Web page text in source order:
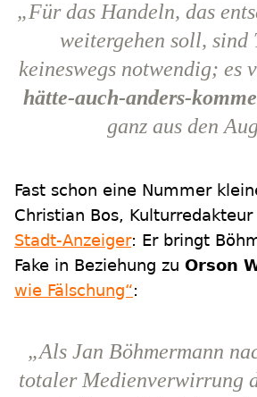
„Für das Handeln, das
weitergehen soll, sind
keineswegs notwendig; es
hätte-auch-anders-
ganz aus den
Fast schon eine Nummer
Christian Bos, Kulturredakteur
Stadt-Anzeiger: Er bringt
Fake in Beziehung zu Orson
wie Fälschung“:
„Als Jan Böhmermann
totaler Medienverwirrung